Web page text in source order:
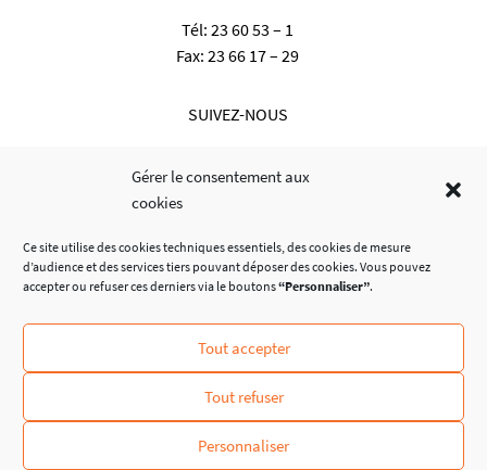
Gérer le consentement aux
cookies
Ce site utilise des cookies techniques essentiels, des cookies de mesure
d’audience et des services tiers pouvant déposer des cookies. Vous pouvez
accepter ou refuser ces derniers via le boutons“Personnaliser”.
Tout accepter
Tout refuser
Personnaliser
Tél:23 60 53 – 1
Fax:23 66 17 – 29
SUIVEZ-NOUS